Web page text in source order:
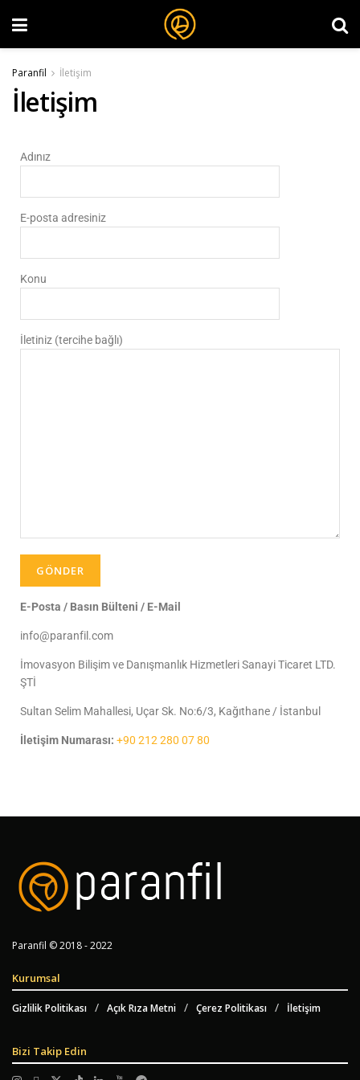
Paranfil İletişim
İletişim
Adınız
E-posta adresiniz
Konu
İletiniz (tercihe bağlı)
E-Posta / Basın Bülteni / E-Mail
info@paranfil.com
İmovasyon Bilişim ve Danışmanlık Hizmetleri Sanayi Ticaret LTD.
ŞTİ
Sultan Selim Mahallesi, Uçar Sk. No:6/3, Kağıthane / İstanbul
İletişim Numarası: +90 212 280 07 80
Paranfil © 2018 - 2022
Kurumsal
Gizlilik Politikası Açık Rıza Metni Çerez Politikası İletişim
Bizi Takip Edin